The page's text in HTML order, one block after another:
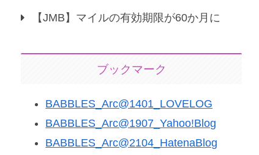
【JMB】マイルの有効期限が60か月に
ブックマーク
BABBLES_Arc@1401_LOVELOG
BABBLES_Arc@1907_Yahoo!Blog
BABBLES_Arc@2104_HatenaBlog